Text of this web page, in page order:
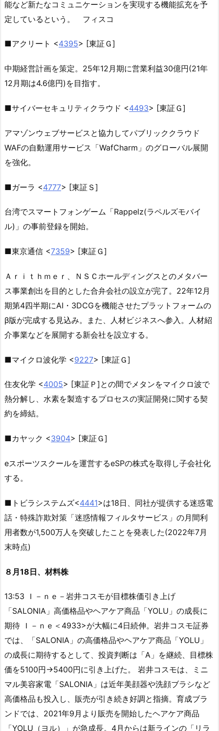
能など新たなコミュニケーションを実現する機能拡充を予
定しているという。 フィスコ
■アクリート <4395> [東証Ｇ]
中期経営計画を策定。25年12月期に営業利益30億円(21年
12月期は4.6億円)を目指す。
■サイバーセキュリティクラウド <4493> [東証Ｇ]
アマゾンウェブサービスと協力してパブリッククラウド
WAFの自動運用サービス「WafCharm」のグローバル展開
を強化。
■ガーラ <4777> [東証Ｓ]
台湾でスマートフォンゲーム「Rappelz(ラペルズモバイ
ル)」の事前登録を開始。
■東京通信 <7359> [東証Ｇ]
Ａｒｉｔｈｍｅｒ、ＮＳＣホールディングスとのメタバー
ス事業創出を目的とした合弁会社の設立が完了。22年12月
期第4四半期にAI・3DCGを機能させたプラットフォームの
β版が完成する見込み。また、人材ビジネスへ参入。人材紹
介事業などを展開する新会社を設立する。
■マイクロ波化学 <9227> [東証Ｇ]
住友化学 <4005> [東証Ｐ]との間でメタンをマイクロ波で
熱分解し、水素を製造するプロセスの実証開発に関する契
約を締結。
■カヤック <3904> [東証Ｇ]
eスポーツスクールを運営するeSPの株式を取得し子会社化
する。
■トビラシステムズ<4441>は18日、同社が提供する迷惑電
話・特殊詐欺対策「迷惑情報フィルタサービス」の月間利
用者数が1,500万人を突破したことを発表した(2022年7月
末時点)
８月18日、材料株
13:53 Ｉ－ｎｅ－岩井コスモが目標株価引き上げ
「SALONIA」高価格品やヘアケア商品「YOLU」の成長に
期待 Ｉ－ｎｅ＜4933>が大幅に4日続伸。岩井コスモ証券
では、「SALONIA」の高価格品やヘアケア商品「YOLU」
の成長に期待するとして、投資判断は「A」を継続、目標株
価を5100円→5400円に引き上げた。 岩井コスモは、ミニ
マル美容家電「SALONIA」は近年美顔器や洗顔ブラシなど
高価格品も投入し、販売が引き続き好調と指摘。育成ブラ
ンドでは、2021年9月より販売を開始したヘアケア商品
「YOLU（ヨル）」が急成長。4月からは新ラインの「リラ